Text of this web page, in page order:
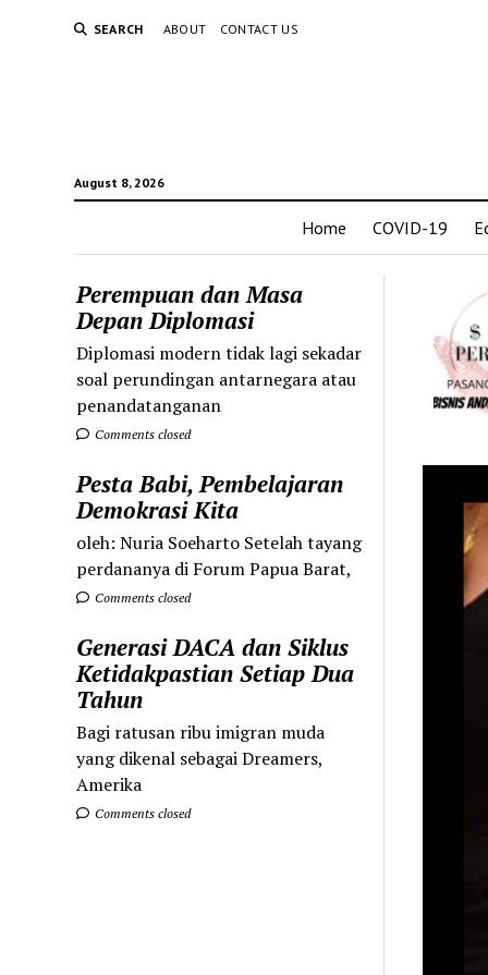
SEARCH ABOUT CONTACT US
August 8, 2026
Home COVID-19
Perempuan dan Masa
Depan Diplomasi
Diplomasi modern tidak lagi sekadar
soal perundingan antarnegara atau
penandatanganan
Comments closed
Pesta Babi, Pembelajaran
Demokrasi Kita
oleh: Nuria Soeharto Setelah tayang
perdananya di Forum Papua Barat,
Comments closed
Generasi DACA dan Siklus
Ketidakpastian Setiap Dua
Tahun
Bagi ratusan ribu imigran muda
yang dikenal sebagai Dreamers,
Amerika
Comments closed